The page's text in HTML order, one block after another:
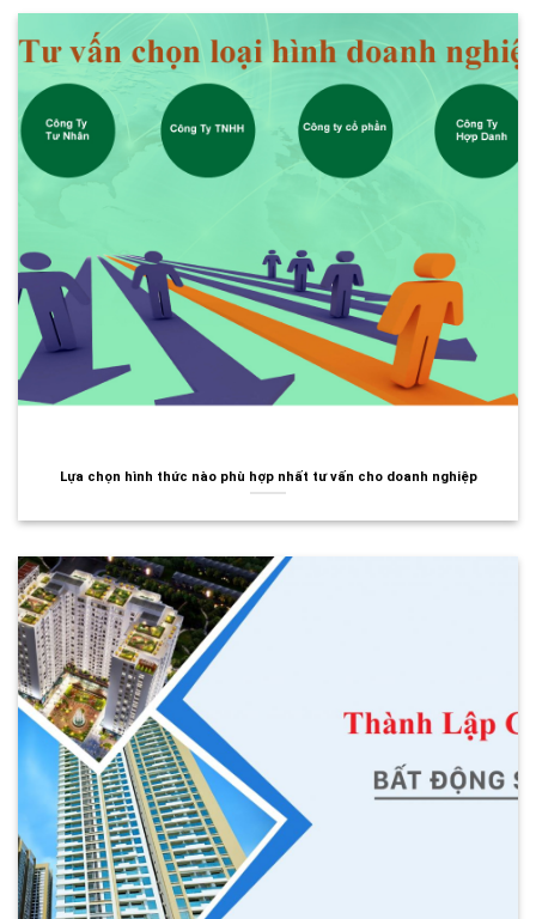
Lựa chọn hình thức nào phù hợp nhất tư vấn cho doanh nghiệp